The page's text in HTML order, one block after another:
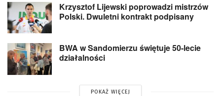
Krzysztof Lijewski poprowadzi mistrzów
Polski. Dwuletni kontrakt podpisany
BWA w Sandomierzu świętuje 50-lecie
działalności
POKAŻ WIĘCEJ